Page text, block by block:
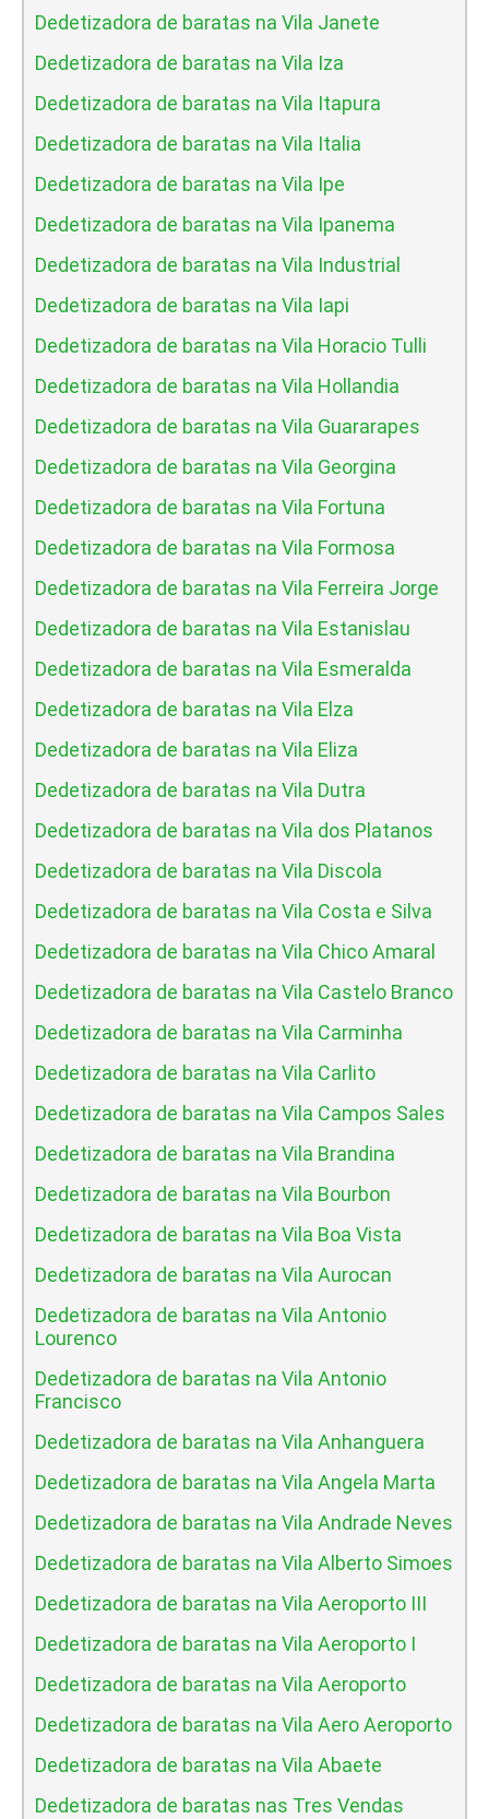
Dedetizadora de baratas na Vila Janete
Dedetizadora de baratas na Vila Iza
Dedetizadora de baratas na Vila Itapura
Dedetizadora de baratas na Vila Italia
Dedetizadora de baratas na Vila Ipe
Dedetizadora de baratas na Vila Ipanema
Dedetizadora de baratas na Vila Industrial
Dedetizadora de baratas na Vila Iapi
Dedetizadora de baratas na Vila Horacio Tulli
Dedetizadora de baratas na Vila Hollandia
Dedetizadora de baratas na Vila Guararapes
Dedetizadora de baratas na Vila Georgina
Dedetizadora de baratas na Vila Fortuna
Dedetizadora de baratas na Vila Formosa
Dedetizadora de baratas na Vila Ferreira Jorge
Dedetizadora de baratas na Vila Estanislau
Dedetizadora de baratas na Vila Esmeralda
Dedetizadora de baratas na Vila Elza
Dedetizadora de baratas na Vila Eliza
Dedetizadora de baratas na Vila Dutra
Dedetizadora de baratas na Vila dos Platanos
Dedetizadora de baratas na Vila Discola
Dedetizadora de baratas na Vila Costa e Silva
Dedetizadora de baratas na Vila Chico Amaral
Dedetizadora de baratas na Vila Castelo Branco
Dedetizadora de baratas na Vila Carminha
Dedetizadora de baratas na Vila Carlito
Dedetizadora de baratas na Vila Campos Sales
Dedetizadora de baratas na Vila Brandina
Dedetizadora de baratas na Vila Bourbon
Dedetizadora de baratas na Vila Boa Vista
Dedetizadora de baratas na Vila Aurocan
Dedetizadora de baratas na Vila Antonio
Lourenco
Dedetizadora de baratas na Vila Antonio
Francisco
Dedetizadora de baratas na Vila Anhanguera
Dedetizadora de baratas na Vila Angela Marta
Dedetizadora de baratas na Vila Andrade Neves
Dedetizadora de baratas na Vila Alberto Simoes
Dedetizadora de baratas na Vila Aeroporto III
Dedetizadora de baratas na Vila Aeroporto I
Dedetizadora de baratas na Vila Aeroporto
Dedetizadora de baratas na Vila Aero Aeroporto
Dedetizadora de baratas na Vila Abaete
Dedetizadora de baratas nas Tres Vendas